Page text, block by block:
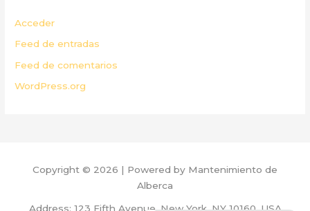
Acceder
Feed de entradas
Feed de comentarios
WordPress.org
Copyright © 2026 | Powered by Mantenimiento de
Alberca
Address: 123 Fifth Avenue, New York, NY 10160, USA